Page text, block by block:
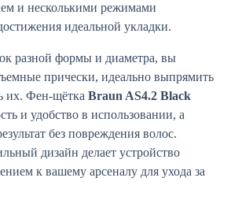
и несколькими режимами
идеальной укладки.
разной формы и диаметра, вы
прически, идеально выпрямить
их. Фен-щётка Braun AS4.2 Black
и удобство в использовании, а
без повреждения волос.
дизайн делает устройство
к вашему арсеналу для ухода за